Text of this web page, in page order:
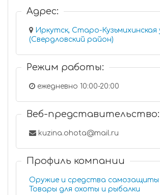
Адрес:
Иркутск, Старо-Кузьмихинская
(Свердловский район)
Режим работы:
ежедневно 10:00-20:00
Веб-представительство:
kuzina.ohota@mail.ru
Профиль компании
Оружие и средства самозащиты
Товары для охоты и рыбалки